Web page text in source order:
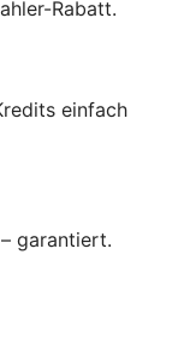
Rabatt.
einfach
garantiert.